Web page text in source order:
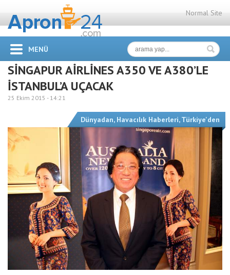
Normal Site
MENÜ
SİNGAPUR AİRLİNES A350 VE A380’LE
İSTANBUL’A UÇACAK
25 Ekim 2015 - 14:21
Dünyadan, Havacılık Haberleri,Türkiye'den